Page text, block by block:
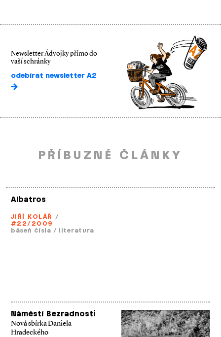
Newsletter Ádvojky přímo do
vaší schránky
odebírat newsletter A2
PŘÍBUZNÉ ČLÁNKY
Albatros
JIŘÍ KOLÁŘ /
#22/2009
báseň čísla / literatura
Náměstí Bezradnosti
Nová sbírka Daniela
Hradeckého